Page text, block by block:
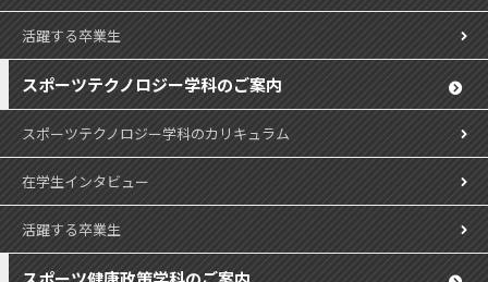
活躍する卒業生
スポーツテクノロジー学科のご案内
スポーツテクノロジー学科のカリキュラム
在学生インタビュー
活躍する卒業生